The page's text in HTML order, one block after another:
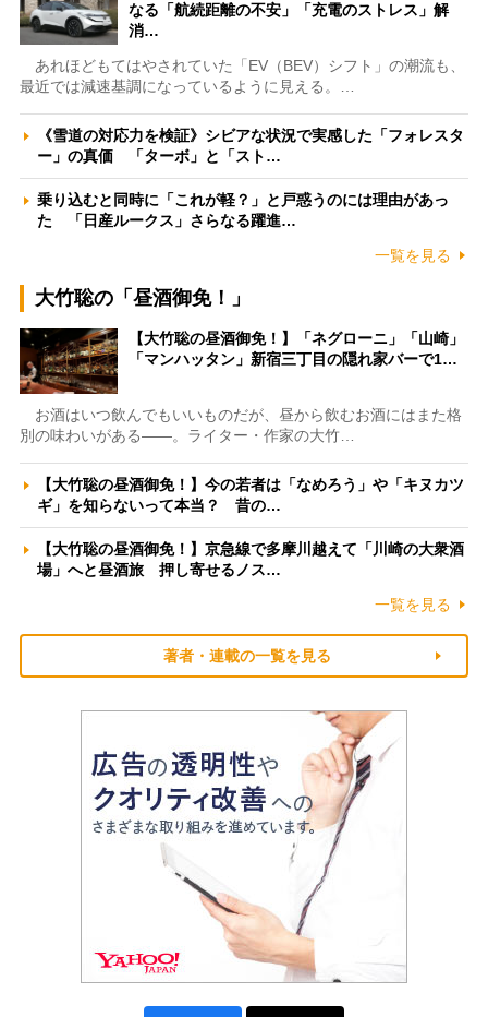
なる「航続距離の不安」「充電のストレス」解
消…
あれほどもてはやされていた「EV（BEV）シフト」の潮流も、
最近では減速基調になっているように見える。…
《雪道の対応力を検証》シビアな状況で実感した「フォレスタ
ー」の真価 「ターボ」と「スト…
乗り込むと同時に「これが軽？」と戸惑うのには理由があっ
た 「日産ルークス」さらなる躍進…
一覧を見る
大竹聡の「昼酒御免！」
【大竹聡の昼酒御免！】「ネグローニ」「山崎」
「マンハッタン」新宿三丁目の隠れ家バーで1…
お酒はいつ飲んでもいいものだが、昼から飲むお酒にはまた格
別の味わいがある――。ライター・作家の大竹…
【大竹聡の昼酒御免！】今の若者は「なめろう」や「キヌカツ
ギ」を知らないって本当？ 昔の…
【大竹聡の昼酒御免！】京急線で多摩川越えて「川崎の大衆酒
場」へと昼酒旅 押し寄せるノス…
一覧を見る
著者・連載の一覧を見る